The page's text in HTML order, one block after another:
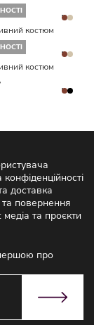
костюм
костюм
конфіденційності
доставка
та повернення
та проєкти
про